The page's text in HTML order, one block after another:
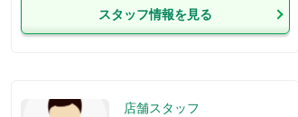
スタッフ情報を見る
店舗スタッフ